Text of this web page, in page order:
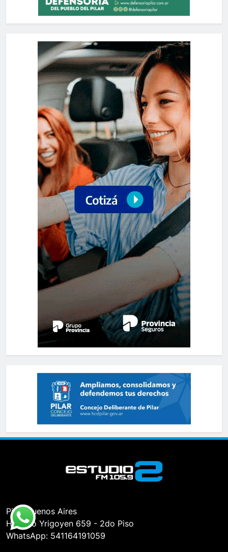
Pilar, Buenos Aires
Hipólito Yrigoyen 659 - 2do Piso
WhatsApp: 541164191059